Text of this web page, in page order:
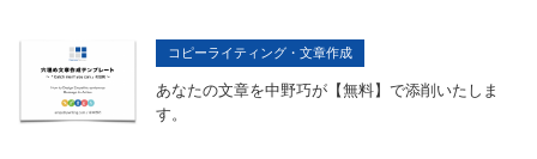
コピーライティング・文章作成
あなたの文章を中野巧が【無料】で添削いたしま
す。